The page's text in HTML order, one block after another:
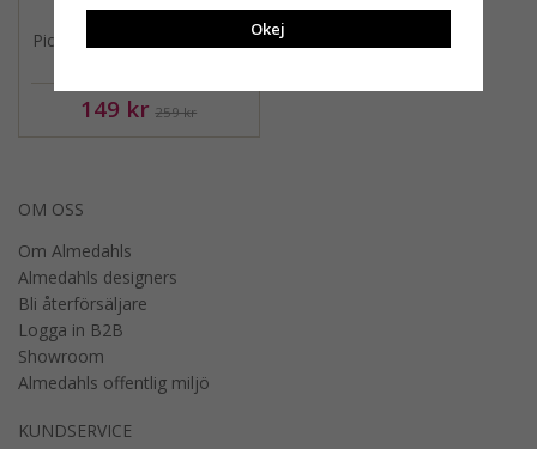
Picknick, grytunderlägg, lök,
149 kr 259 kr
OM OSS
Om Almedahls
Almedahls designers
Bli återförsäljare
Logga in B2B
Showroom
Almedahls offentlig miljö
KUNDSERVICE
Okej